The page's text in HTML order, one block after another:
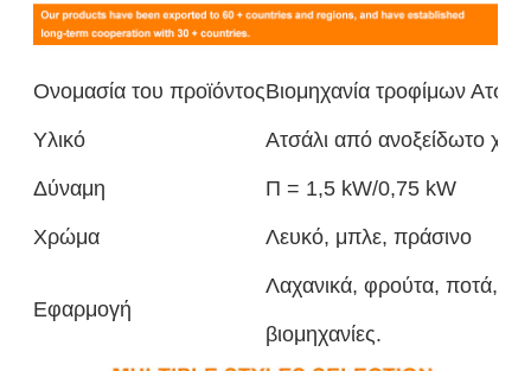
Ονομασία του προϊόντοςΒιομηχανία τροφίμων
Υλικό
Ατσάλι από ανοξείδωτο
Δύναμη
Π = 1,5 kW/0,75 kW
Χρώμα
Λευκό, μπλε, πράσινο
Εφαρμογή
Λαχανικά, φρούτα, ποτά,
βιομηχανίες.